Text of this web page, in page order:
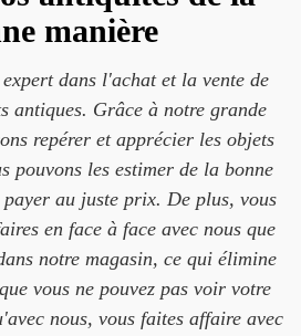
manière
dans l'achat et la vente de
antiques. Grâce à notre grande
repérer et apprécier les objets
pouvons les estimer de la bonne
payer au juste prix. De plus, vous
en face à face avec nous que
notre magasin, ce qui élimine
vous ne pouvez pas voir votre
nous, vous faites affaire avec